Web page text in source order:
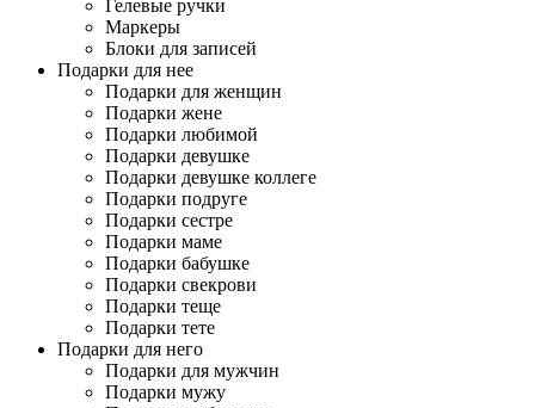
Гелевые ручки
Маркеры
Блоки для записей
Подарки для нее
Подарки для женщин
Подарки жене
Подарки любимой
Подарки девушке
Подарки девушке коллеге
Подарки подруге
Подарки сестре
Подарки маме
Подарки бабушке
Подарки свекрови
Подарки теще
Подарки тете
Подарки для него
Подарки для мужчин
Подарки мужу